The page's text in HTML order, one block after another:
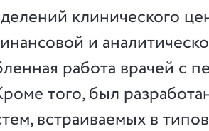
клинического
и
работа врачей с
того, был
встраиваемых в